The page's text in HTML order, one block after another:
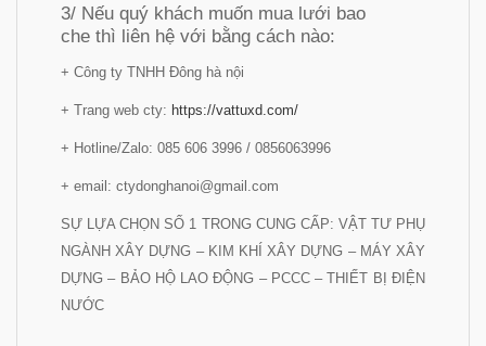
3/ Nếu quý khách muốn mua lưới bao
che thì liên hệ với bằng cách nào:
+ Công ty TNHH Đông hà nội
+ Trang web cty: https://vattuxd.com/
+ Hotline/Zalo: 085 606 3996 / 0856063996
+ email: ctydonghanoi@gmail.com
SỰ LỰA CHỌN SỐ 1 TRONG CUNG CẤP: VẬT TƯ PHỤ
NGÀNH XÂY DỰNG – KIM KHÍ XÂY DỰNG – MÁY XÂY
DỰNG – BẢO HỘ LAO ĐỘNG – PCCC – THIẾT BỊ ĐIỆN
NƯỚC